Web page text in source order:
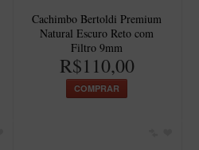
Cachimbo Bertoldi Premium
Natural Escuro Reto com
Filtro 9mm
R$110,00
COMPRAR